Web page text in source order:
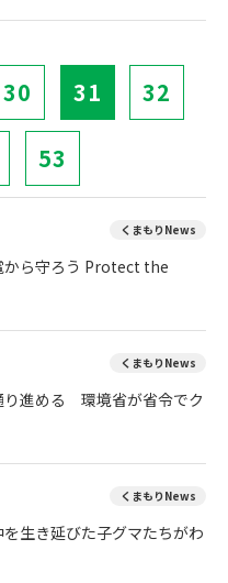
30 31 32
53
くまもりNews
から守ろう Protect the
くまもりNews
り進める 環境省が省令でク
くまもりNews
生き延びた子グマたちがわ